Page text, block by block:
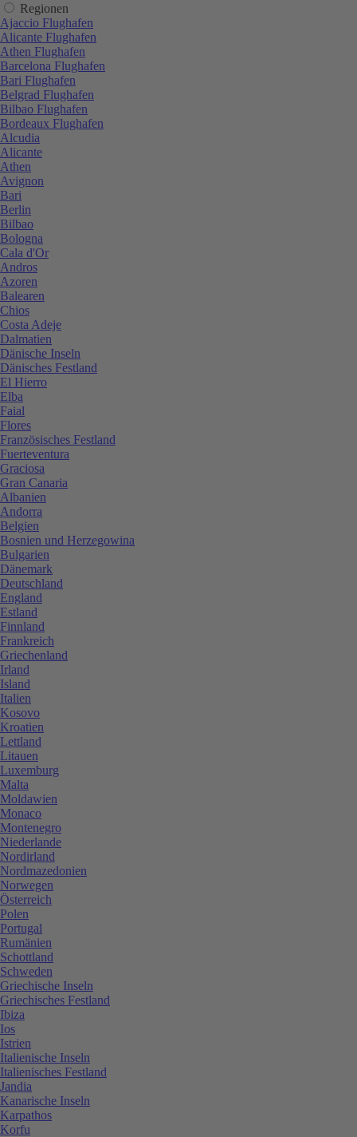
Regionen
Ajaccio Flughafen
Alicante Flughafen
Athen Flughafen
Barcelona Flughafen
Bari Flughafen
Belgrad Flughafen
Bilbao Flughafen
Bordeaux Flughafen
Alcudia
Alicante
Athen
Avignon
Bari
Berlin
Bilbao
Bologna
Cala d'Or
Andros
Azoren
Balearen
Chios
Costa Adeje
Dalmatien
Dänische Inseln
Dänisches Festland
El Hierro
Elba
Faial
Flores
Französisches Festland
Fuerteventura
Graciosa
Gran Canaria
Albanien
Andorra
Belgien
Bosnien und Herzegowina
Bulgarien
Dänemark
Deutschland
England
Estland
Finnland
Frankreich
Griechenland
Irland
Island
Italien
Kosovo
Kroatien
Lettland
Litauen
Luxemburg
Malta
Moldawien
Monaco
Montenegro
Niederlande
Nordirland
Nordmazedonien
Norwegen
Österreich
Polen
Portugal
Rumänien
Schottland
Schweden
Griechische Inseln
Griechisches Festland
Ibiza
Ios
Istrien
Italienische Inseln
Italienisches Festland
Jandia
Kanarische Inseln
Karpathos
Korfu